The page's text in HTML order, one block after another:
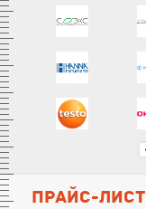
ПРАЙС-ЛИСТ